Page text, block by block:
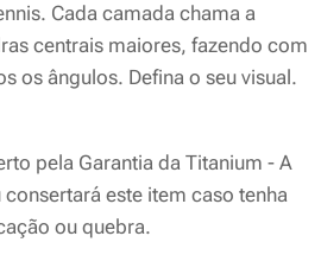
Cada camada chama a
centrais maiores, fazendo com
os ângulos. Defina o seu visual.
pela Garantia da Titanium - A
este item caso tenha
ou quebra.